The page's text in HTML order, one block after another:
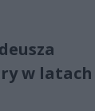
w latach